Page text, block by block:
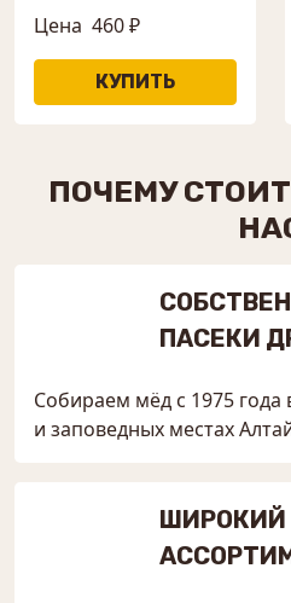
Цена 460 ₽
ПОЧЕМУ
ПАСЕКИ
Собираем мёд с 1975 года
и заповедных местах
ШИРОКИЙ